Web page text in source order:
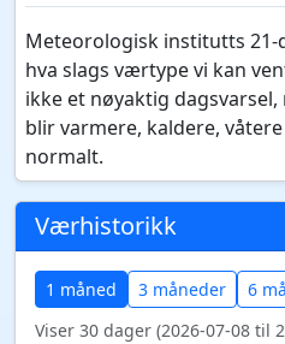
Meteorologisk institutts 21-
hva slags værtype vi kan
ikke et nøyaktig
blir varmere, kaldere,
normalt.
Værhistorikk
1 måned 3 måneder 6
Viser 30 dager (2026-07-08 til